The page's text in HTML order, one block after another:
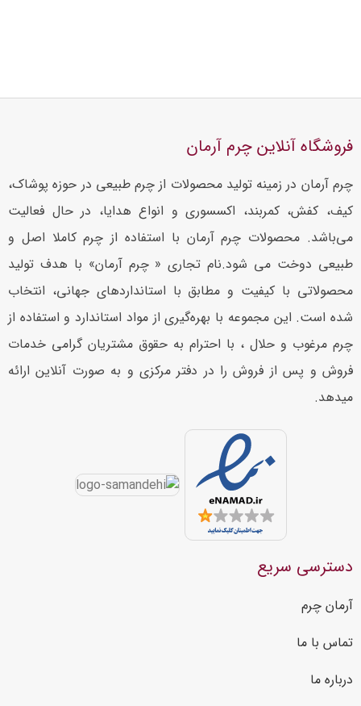
فروشگاه آنلاین چرم آرمان
چرم آرمان در زمینه تولید محصولات از چرم طبیعی در حوزه پوشاک،
کیف، کفش، کمربند، اکسسوری و انواع هدایا، در حال فعالیت
می‌باشد. محصولات چرم آرمان با استفاده از چرم کاملا اصل و
طبیعی دوخت می شود.نام تجاری « چرم آرمان» با هدف تولید
محصولاتی با کیفیت و مطابق با استانداردهای جهانی، انتخاب
شده است. این مجموعه با بهره‌گیری از مواد استاندارد و استفاده از
چرم مرغوب و حلال ، با احترام به حقوق مشتریان گرامی خدمات
فروش و پس از فروش را در دفتر مرکزی و به صورت آنلاین ارائه
میدهد.
دسترسی سریع
آرمان چرم
تماس با ما
درباره ما